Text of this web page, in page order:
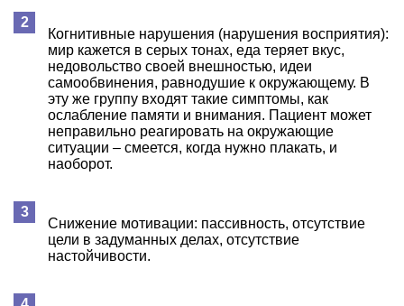
Когнитивные нарушения (нарушения восприятия):
мир кажется в серых тонах, еда теряет вкус,
недовольство своей внешностью, идеи
самообвинения, равнодушие к окружающему. В
эту же группу входят такие симптомы, как
ослабление памяти и внимания. Пациент может
неправильно реагировать на окружающие
ситуации – смеется, когда нужно плакать, и
наоборот.
Снижение мотивации: пассивность, отсутствие
цели в задуманных делах, отсутствие
настойчивости.